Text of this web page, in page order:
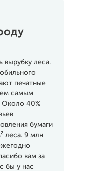
вырубку леса.
печатные
самым
Около 40%
бумаги
леса. 9 млн
вам за
бы у нас